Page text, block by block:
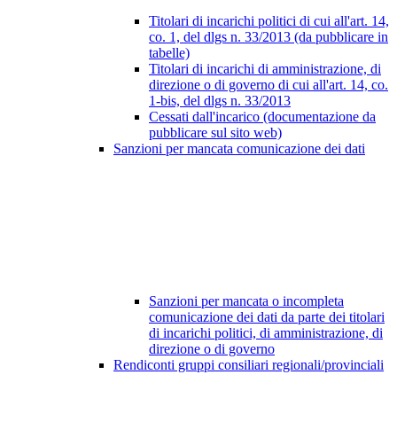
Titolari di incarichi politici di cui all'art. 14,
co. 1, del dlgs n. 33/2013 (da pubblicare in
tabelle)
Titolari di incarichi di amministrazione, di
direzione o di governo di cui all'art. 14, co.
1-bis, del dlgs n. 33/2013
Cessati dall'incarico (documentazione da
pubblicare sul sito web)
Sanzioni per mancata comunicazione dei dati
Sanzioni per mancata o incompleta
comunicazione dei dati da parte dei titolari
di incarichi politici, di amministrazione, di
direzione o di governo
Rendiconti gruppi consiliari regionali/provinciali